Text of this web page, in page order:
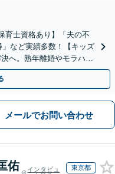
育士資格あり】「夫の不
など実績多数！【キッズ
へ。熟年離婚やモラハラ
談OK】
メールでお問い合わせ
佑
インタビュ
東京都